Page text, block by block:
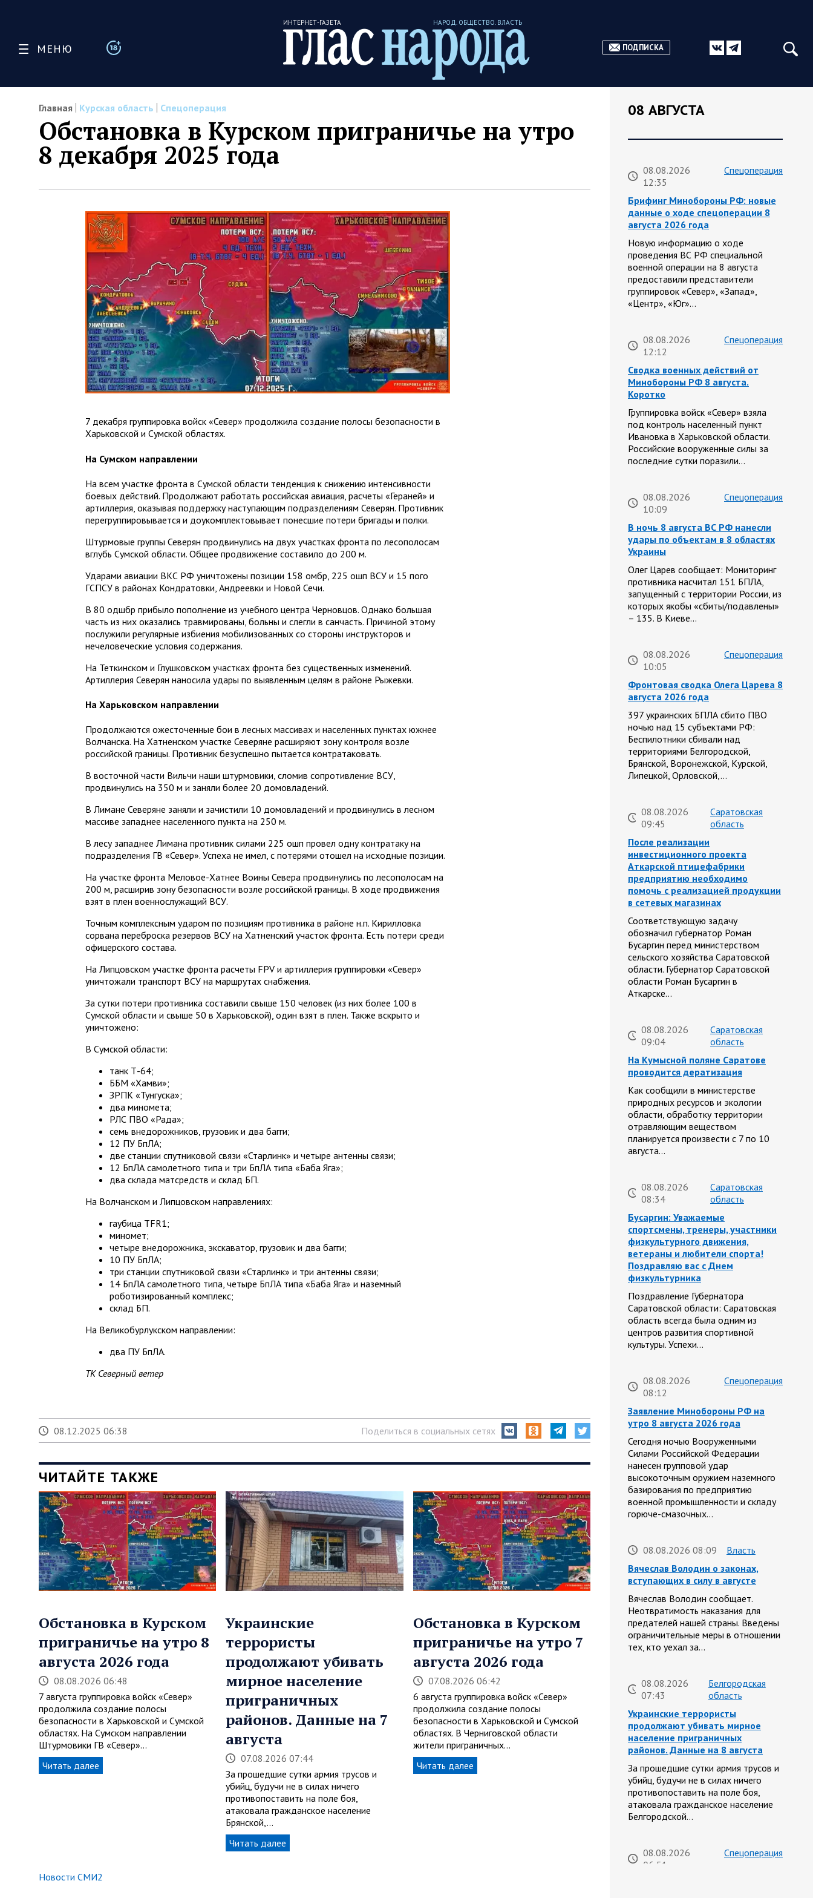
МЕНЮ
ИНТЕРНЕТ-ГАЗЕТА НАРОД. ОБЩЕСТВО. ВЛАСТЬ
ПОДПИСКА
Главная Курская область Спецоперация
Обстановка в Курском приграничье на утро
8 декабря 2025 года
7 декабря группировка войск «Север» продолжила создание полосы безопасности в
Харьковской и Сумской областях.
На Сумском направлении
На всем участке фронта в Сумской области тенденция к снижению интенсивности
боевых действий. Продолжают работать российская авиация, расчеты «Гераней» и
артиллерия, оказывая поддержку наступающим подразделениям Северян. Противник
перегруппировывается и доукомплектовывает понесшие потери бригады и полки.
Штурмовые группы Северян продвинулись на двух участках фронта по лесополосам
вглубь Сумской области. Общее продвижение составило до 200 м.
Ударами авиации ВКС РФ уничтожены позиции 158 омбр, 225 ошп ВСУ и 15 пого
ГСПСУ в районах Кондратовки, Андреевки и Новой Сечи.
В 80 одшбр прибыло пополнение из учебного центра Черновцов. Однако большая
часть из них оказались травмированы, больны и слегли в санчасть. Причиной этому
послужили регулярные избиения мобилизованных со стороны инструкторов и
нечеловеческие условия содержания.
На Теткинском и Глушковском участках фронта без существенных изменений.
Артиллерия Северян наносила удары по выявленным целям в районе Рыжевки.
На Харьковском направлении
Продолжаются ожесточенные бои в лесных массивах и населенных пунктах южнее
Волчанска. На Хатненском участке Северяне расширяют зону контроля возле
российской границы. Противник безуспешно пытается контратаковать.
В восточной части Вильчи наши штурмовики, сломив сопротивление ВСУ,
продвинулись на 350 м и заняли более 20 домовладений.
В Лимане Северяне заняли и зачистили 10 домовладений и продвинулись в лесном
массиве западнее населенного пункта на 250 м.
В лесу западнее Лимана противник силами 225 ошп провел одну контратаку на
подразделения ГВ «Север». Успеха не имел, с потерями отошел на исходные позиции.
На участке фронта Меловое-Хатнее Воины Севера продвинулись по лесополосам на
200 м, расширив зону безопасности возле российской границы. В ходе продвижения
взят в плен военнослужащий ВСУ.
Точным комплексным ударом по позициям противника в районе н.п. Кирилловка
сорвана переброска резервов ВСУ на Хатненский участок фронта. Есть потери среди
офицерского состава.
На Липцовском участке фронта расчеты FPV и артиллерия группировки «Север»
уничтожали транспорт ВСУ на маршрутах снабжения.
За сутки потери противника составили свыше 150 человек (из них более 100 в
Сумской области и свыше 50 в Харьковской), один взят в плен. Также вскрыто и
уничтожено:
В Сумской области:
танк Т-64;
ББМ «Хамви»;
ЗРПК «Тунгуска»;
два миномета;
РЛС ПВО «Рада»;
семь внедорожников, грузовик и два багги;
12 ПУ БпЛА;
две станции спутниковой связи «Старлинк» и четыре антенны связи;
12 БпЛА самолетного типа и три БпЛА типа «Баба Яга»;
два склада матсредств и склад БП.
На Волчанском и Липцовском направлениях:
гаубица TFR1;
миномет;
четыре внедорожника, экскаватор, грузовик и два багги;
10 ПУ БпЛА;
три станции спутниковой связи «Старлинк» и три антенны связи;
14 БпЛА самолетного типа, четыре БпЛА типа «Баба Яга» и наземный
роботизированный комплекс;
склад БП.
На Великобурлукском направлении:
два ПУ БпЛА.
ТК Северный ветер
08.12.2025 06:38 Поделиться в социальных сетях
ЧИТАЙТЕ ТАКЖЕ
Обстановка в Курском
приграничье на утро 8
августа 2026 года
08.08.2026 06:48
7 августа группировка войск «Север»
продолжила создание полосы
безопасности в Харьковской и Сумской
областях. На Сумском направлении
Штурмовики ГВ «Север»…
Читать далее
Украинские
террористы
продолжают убивать
мирное население
приграничных
районов. Данные на 7
августа
07.08.2026 07:44
За прошедшие сутки армия трусов и
убийц, будучи не в силах ничего
противопоставить на поле боя,
атаковала гражданское население
Брянской,…
Читать далее
Обстановка в Курском
приграничье на утро 7
августа 2026 года
07.08.2026 06:42
6 августа группировка войск «Север»
продолжила создание полосы
безопасности в Харьковской и Сумской
областях. В Черниговской области
жители приграничных…
Читать далее
Новости СМИ2
08 АВГУСТА
08.08.2026
12:35
Спецоперация
Брифинг Минобороны РФ: новые
данные о ходе спецоперации 8
августа 2026 года
Новую информацию о ходе
проведения ВС РФ специальной
военной операции на 8 августа
предоставили представители
группировок «Север», «Запад»,
«Центр», «Юг»…
08.08.2026
12:12
Спецоперация
Сводка военных действий от
Минобороны РФ 8 августа.
Коротко
Группировка войск «Север» взяла
под контроль населенный пункт
Ивановка в Харьковской области.
Российские вооруженные силы за
последние сутки поразили…
08.08.2026
10:09
Спецоперация
В ночь 8 августа ВС РФ нанесли
удары по объектам в 8 областях
Украины
Олег Царев сообщает: Мониторинг
противника насчитал 151 БПЛА,
запущенный с территории России, из
которых якобы «сбиты/подавлены»
– 135. В Киеве…
08.08.2026
10:05
Спецоперация
Фронтовая сводка Олега Царева 8
августа 2026 года
397 украинских БПЛА сбито ПВО
ночью над 15 субъектами РФ:
Беспилотники сбивали над
территориями Белгородской,
Брянской, Воронежской, Курской,
Липецкой, Орловской,…
08.08.2026
09:45
Саратовская
область
После реализации
инвестиционного проекта
Аткарской птицефабрики
предприятию необходимо
помочь с реализацией продукции
в сетевых магазинах
Соответствующую задачу
обозначил губернатор Роман
Бусаргин перед министерством
сельского хозяйства Саратовской
области. Губернатор Саратовской
области Роман Бусаргин в
Аткарске…
08.08.2026
09:04
Саратовская
область
На Кумысной поляне Саратове
проводится дератизация
Как сообщили в министерстве
природных ресурсов и экологии
области, обработку территории
отравляющим веществом
планируется произвести с 7 по 10
августа…
08.08.2026
08:34
Саратовская
область
Бусаргин: Уважаемые
спортсмены, тренеры, участники
физкультурного движения,
ветераны и любители спорта!
Поздравляю вас с Днем
физкультурника
Поздравление Губернатора
Саратовской области: Саратовская
область всегда была одним из
центров развития спортивной
культуры. Успехи…
08.08.2026
08:12
Спецоперация
Заявление Минобороны РФ на
утро 8 августа 2026 года
Сегодня ночью Вооруженными
Силами Российской Федерации
нанесен групповой удар
высокоточным оружием наземного
базирования по предприятию
военной промышленности и складу
горюче-смазочных…
08.08.2026 08:09
Власть
Вячеслав Володин о законах,
вступающих в силу в августе
Вячеслав Володин сообщает.
Неотвратимость наказания для
предателей нашей страны. Введены
ограничительные меры в отношении
тех, кто уехал за…
08.08.2026
07:43
Белгородская
область
Украинские террористы
продолжают убивать мирное
население приграничных
районов. Данные на 8 августа
За прошедшие сутки армия трусов и
убийц, будучи не в силах ничего
противопоставить на поле боя,
атаковала гражданское население
Белгородской…
08.08.2026
06:51
Спецоперация